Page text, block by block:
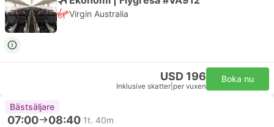
Virgin Australia
USD 196
Inklusive skatter per vuxen
Boka nu
Bästsäljare
07:00 08:40 1t. 40m